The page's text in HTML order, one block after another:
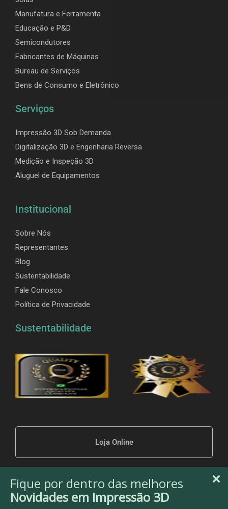
Fique por dentro das melhores
Novidades em Impressão 3D
Manufatura e Ferramenta
Educação e P&D
Semicondutores
Fabricantes de Máquinas
Bureau de Serviços
Bens de Consumo e Eletrônico
Serviços
Impressão 3D Sob Demanda
Digitalização 3D e Engenharia Reversa
Medição e Inspeção 3D
Aluguel de Equipamentos
Institucional
Sobre Nós
Representantes
Blog
Sustentabilidade
Fale Conosco
Política de Privacidade
Sustentabilidade
Loja Online